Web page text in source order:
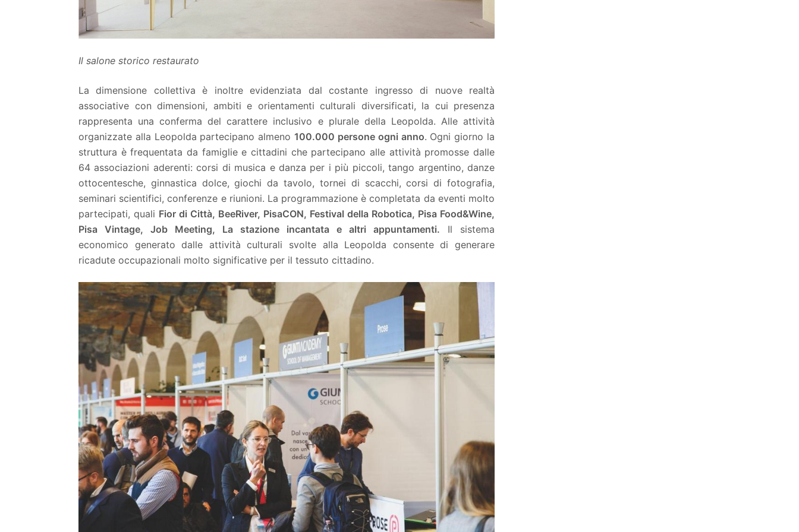
Il salone storico restaurato
La dimensione collettiva è inoltre evidenziata dal costante ingresso di nuove realtà
associative con dimensioni, ambiti e orientamenti culturali diversificati, la cui presenza
rappresenta una conferma del carattere inclusivo e plurale della Leopolda. Alle attività
organizzate alla Leopolda partecipano almeno100.000 persone ogni anno. Ogni giorno la
struttura è frequentata da famiglie e cittadini che partecipano alle attività promosse dalle
64 associazioni aderenti: corsi di musica e danza per i più piccoli, tango argentino, danze
ottocentesche, ginnastica dolce, giochi da tavolo, tornei di scacchi, corsi di fotografia,
seminari scientifici, conferenze e riunioni. La programmazione è completata da eventi molto
partecipati, quali Fior di Città, BeeRiver, PisaCON, Festival della Robotica, Pisa Food&Wine,
Pisa Vintage, Job Meeting, La stazione incantata e altri appuntamenti. Il sistema
economico generato dalle attività culturali svolte alla Leopolda consente di generare
ricadute occupazionali molto significative per il tessuto cittadino.